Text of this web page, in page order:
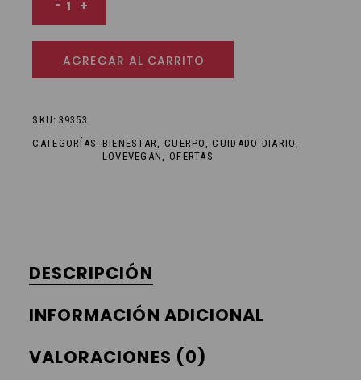
- +
AGREGAR AL CARRITO
SKU: 39353
CATEGORÍAS: BIENESTAR CUERPO ,CUIDADO DIARIO
LOVEVEGAN
OFERTAS
DESCRIPCIÓN
INFORMACIÓN ADICIONAL
VALORACIONES (0)